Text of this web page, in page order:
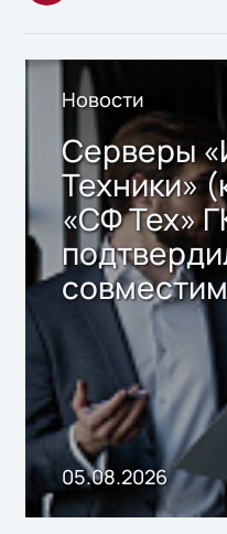
Новости
Серверы
Техники»
«СФ Тех»
решением
Storage 2.x
хранения
05.08.2026